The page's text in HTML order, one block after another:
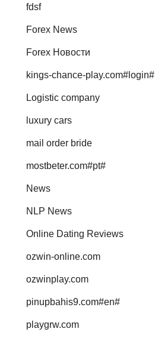
fdsf
Forex News
Forex Новости
kings-chance-play.com#login#
Logistic company
luxury cars
mail order bride
mostbeter.com#pt#
News
NLP News
Online Dating Reviews
ozwin-online.com
ozwinplay.com
pinupbahis9.com#en#
playgrw.com